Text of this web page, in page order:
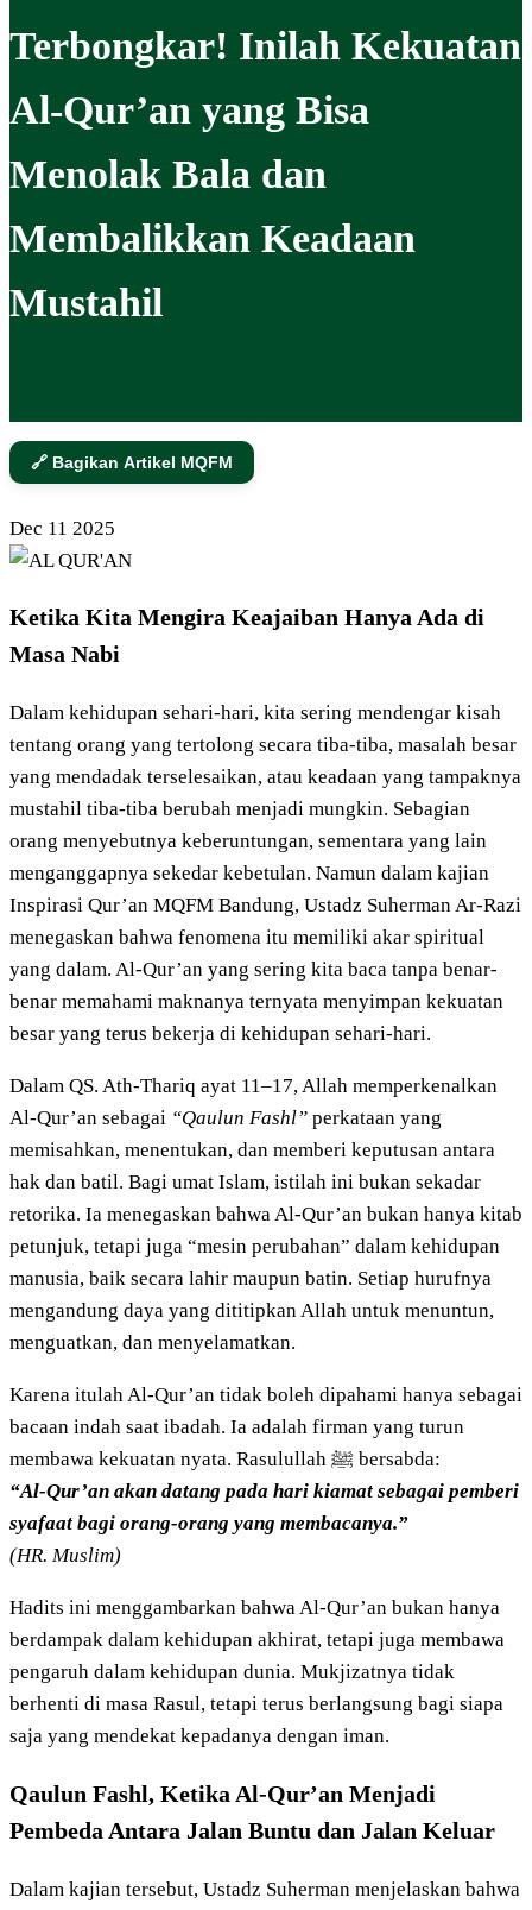
Terbongkar! Inilah Kekuatan
Al-Qur’an yang Bisa
Menolak Bala dan
Membalikkan Keadaan
Mustahil
🔗 Bagikan Artikel MQFM
Dec 11 2025
Ketika Kita Mengira Keajaiban Hanya Ada di
Masa Nabi
Dalam kehidupan sehari-hari, kita sering mendengar kisah
tentang orang yang tertolong secara tiba-tiba, masalah besar
yang mendadak terselesaikan, atau keadaan yang tampaknya
mustahil tiba-tiba berubah menjadi mungkin. Sebagian
orang menyebutnya keberuntungan, sementara yang lain
menganggapnya sekedar kebetulan. Namun dalam kajian
Inspirasi Qur’an MQFM Bandung, Ustadz Suherman Ar-Razi
menegaskan bahwa fenomena itu memiliki akar spiritual
yang dalam. Al-Qur’an yang sering kita baca tanpa benar-
benar memahami maknanya ternyata menyimpan kekuatan
besar yang terus bekerja di kehidupan sehari-hari.
Dalam QS. Ath-Thariq ayat 11–17, Allah memperkenalkan
Al-Qur’an sebagai “Qaulun Fashl” perkataan yang
memisahkan, menentukan, dan memberi keputusan antara
hak dan batil. Bagi umat Islam, istilah ini bukan sekadar
retorika. Ia menegaskan bahwa Al-Qur’an bukan hanya kitab
petunjuk, tetapi juga “mesin perubahan” dalam kehidupan
manusia, baik secara lahir maupun batin. Setiap hurufnya
mengandung daya yang dititipkan Allah untuk menuntun,
menguatkan, dan menyelamatkan.
Karena itulah Al-Qur’an tidak boleh dipahami hanya sebagai
bacaan indah saat ibadah. Ia adalah firman yang turun
membawa kekuatan nyata. Rasulullah ﷺ bersabda:
“Al-Qur’an akan datang pada hari kiamat sebagai pemberi
syafaat bagi orang-orang yang membacanya.”
(HR. Muslim)
Hadits ini menggambarkan bahwa Al-Qur’an bukan hanya
berdampak dalam kehidupan akhirat, tetapi juga membawa
pengaruh dalam kehidupan dunia. Mukjizatnya tidak
berhenti di masa Rasul, tetapi terus berlangsung bagi siapa
saja yang mendekat kepadanya dengan iman.
Qaulun Fashl, Ketika Al-Qur’an Menjadi
Pembeda Antara Jalan Buntu dan Jalan Keluar
Dalam kajian tersebut, Ustadz Suherman menjelaskan bahwa